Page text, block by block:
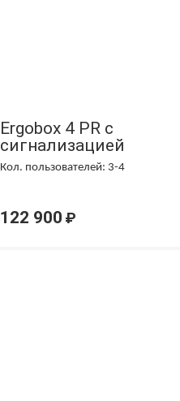
Ergobox 4 PR с
сигнализацией
Кол. пользователей: 3-4
122 900 ₽